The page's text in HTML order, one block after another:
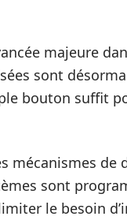
majeure
sont
bouton suffit
mécanismes
sont
le besoin